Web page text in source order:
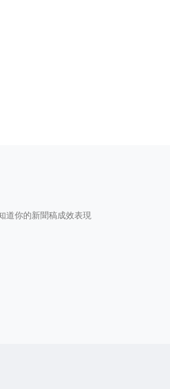
道你的新聞稿成效表現